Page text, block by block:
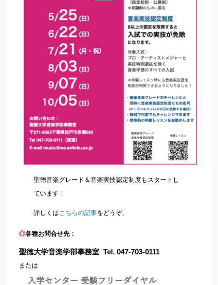
聖徳音楽グレード＆音楽実技認定制度もスタートし
ています！
詳しくはこちらの記事をどうぞ。
◎各種お問合せ先：
聖徳大学音楽学部事務室 Tel. 047-703-0111
または